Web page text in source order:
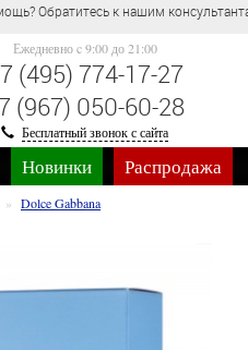
Обратитесь к нашим
Ежедневно c 9:00 до 21:00
(495) 774-17-27
(967) 050-60-28
Бесплатный звонок с сайта
Новинки Распродажа
Dolce Gabbana